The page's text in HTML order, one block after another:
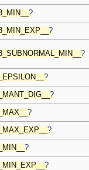
?
?
?
?
?
?
?
?
?